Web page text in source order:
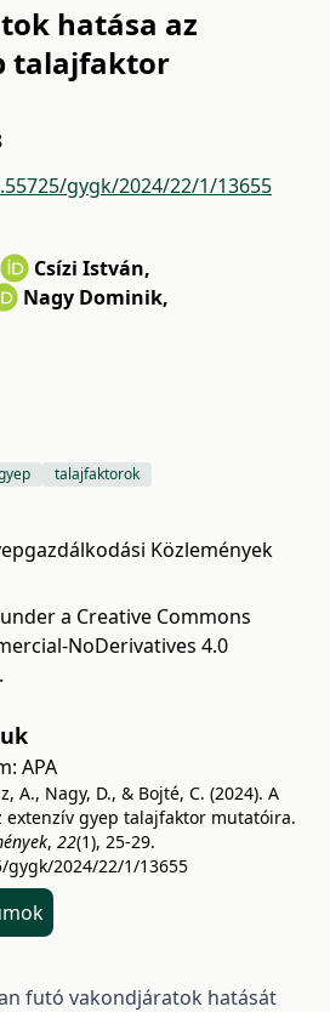
hatása az
talajfaktor
gygk/2024/22/1/13655
Csízi István,
Nagy Dominik,
talajfaktorok
Közlemények
a Creative Commons
NoDerivatives 4.0
.
APA
A., Nagy, D., & Bojté, C. (2024). A
extenzív gyep talajfaktor mutatóira.
, 22(1), 25-29.
2024/22/1/13655
futó vakondjáratok hatását